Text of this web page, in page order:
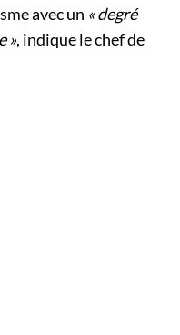
avec un « degré
», indique le chef de